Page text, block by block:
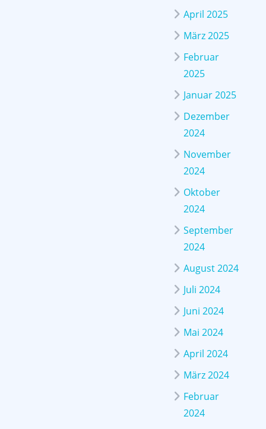
April 2025
März 2025
Februar
2025
Januar 2025
Dezember
2024
November
2024
Oktober
2024
September
2024
August 2024
Juli 2024
Juni 2024
Mai 2024
April 2024
März 2024
Februar
2024